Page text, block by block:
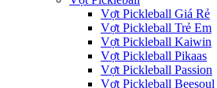
Vợt Pickleball Giá Rẻ
Vợt Pickleball Trẻ Em
Vợt Pickleball Kaiwin
Vợt Pickleball Pikaas
Vợt Pickleball Passion
Vợt Pickleball Beesoul